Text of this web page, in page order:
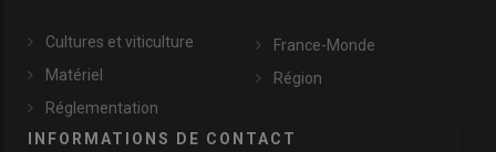
Cultures et viticulture
Matériel
Réglementation
France-Monde
Région
INFORMATIONS DE CONTACT